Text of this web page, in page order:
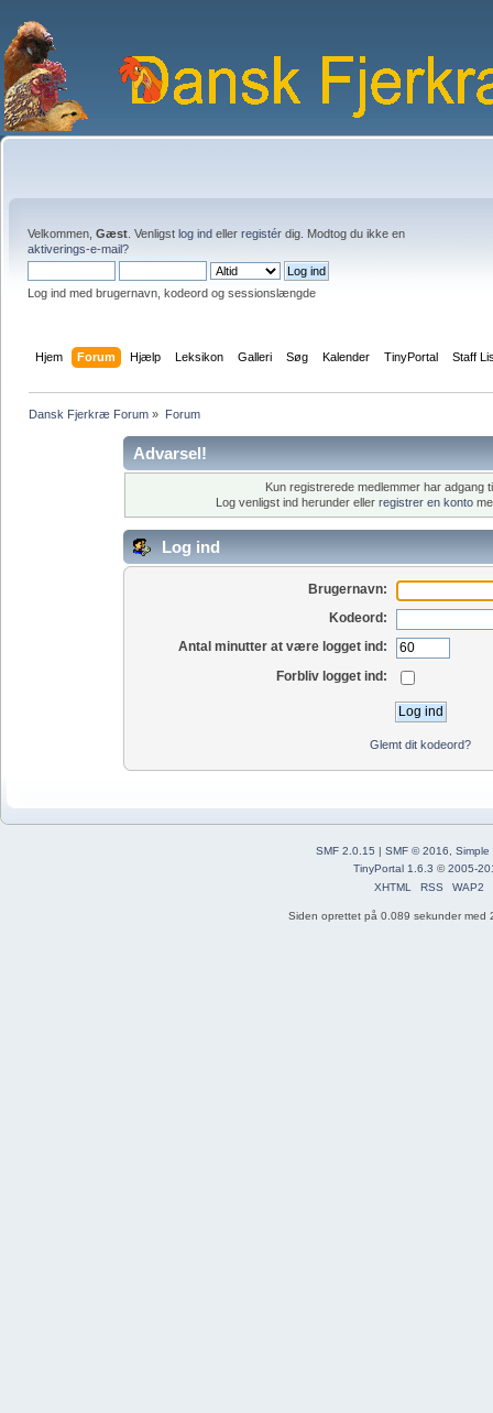
Velkommen, Gæst . Venligst log ind eller registér dig. Modtog du ikke en
aktiverings-e-mail?
Log ind med brugernavn, kodeord og sessionslængde
Hjem Forum Hjælp Leksikon Galleri Søg Kalender TinyPortal Staff
Dansk Fjerkræ Forum » Forum
Advarsel!
Kun registrerede medlemmer har adgang
Log venligst ind herunder eller registrer en konto
Log ind
Brugernavn:
Kodeord:
Antal minutter at være logget ind:
Forbliv logget ind:
Glemt dit kodeord?
SMF 2.0.15 | SMF © 2016
Simple
TinyPortal 1.6.3 ©2005-
XHTML
RSS WAP2
Siden oprettet på 0.089 sekunder med